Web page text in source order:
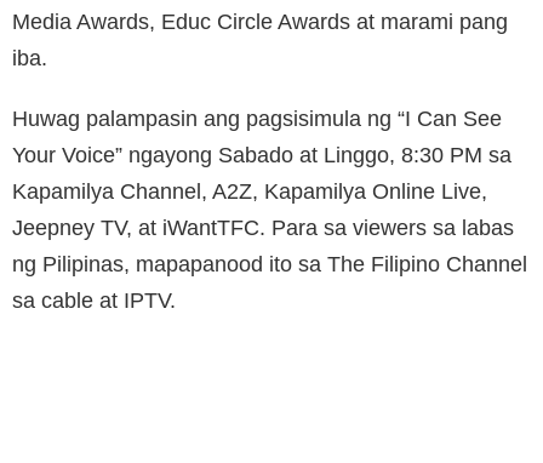
Media Awards, Educ Circle Awards at marami pang
iba.
Huwag palampasin ang pagsisimula ng “I Can See
Your Voice” ngayong Sabado at Linggo, 8:30 PM sa
Kapamilya Channel, A2Z, Kapamilya Online Live,
Jeepney TV, at iWantTFC. Para sa viewers sa labas
ng Pilipinas, mapapanood ito sa The Filipino Channel
sa cable at IPTV.